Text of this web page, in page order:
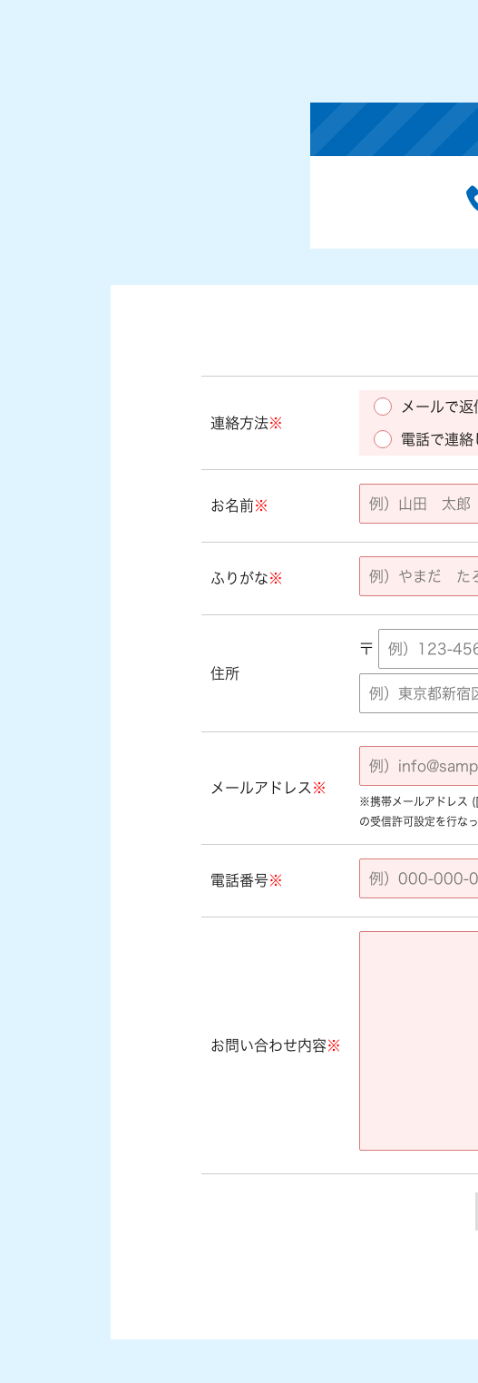
連絡方法※
メールで
電話で連絡
お名前※
ふりがな※
住所
〒
メールアドレス ※
※携帯メールアドレス
の受信許可設定を行な
電話番号※
お問い合わせ内容※